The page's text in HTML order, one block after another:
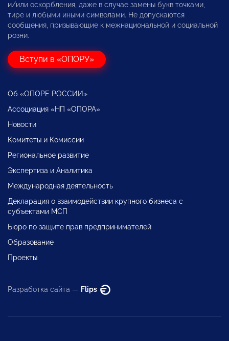
и/или оскорбления, даже в случае замены букв точками,
тире и любыми иными символами. Не допускаются
сообщения, призывающие к межнациональной и социальной
розни.
Вступи в «ОПОРУ»
Об «ОПОРЕ РОССИИ»
Ассоциация «НП «ОПОРА»
Новости
Комитеты и Комиссии
Региональное развитие
Экспертиза и Аналитика
Международная деятельность
Декларация о взаимодействии крупного бизнеса с
субъектами МСП
Бюро по защите прав предпринимателей
Образование
Проекты
Разработка сайта — Flips